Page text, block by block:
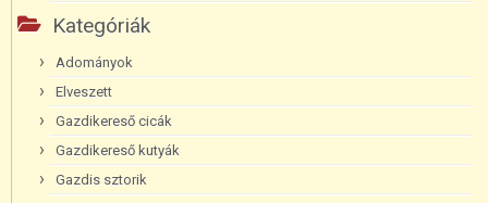
Kategóriák
Adományok
Elveszett
Gazdikereső cicák
Gazdikereső kutyák
Gazdis sztorik